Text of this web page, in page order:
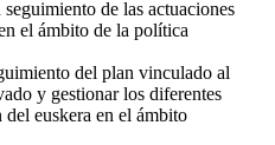
de las actuaciones
el ámbito de la política
del plan vinculado al
y gestionar los diferentes
euskera en el ámbito